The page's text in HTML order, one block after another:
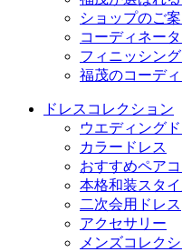
ショップのご
コーディネー
フィニッシン
福茂のコーディ
ドレスコレクション
ウエディング
カラードレス
おすすめペア
本格和装スタ
二次会用ドレス
アクセサリー
メンズコレク